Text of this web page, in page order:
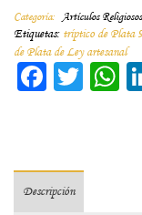
Categoría: Artículos Religiosos
Etiquetas: tríptico de Plata
de Plata de Ley artesanal
Descripción